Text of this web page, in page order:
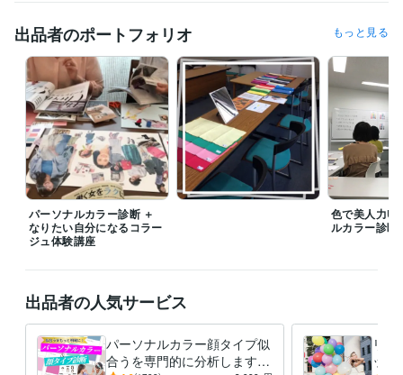
https://coconala.com/invite/1P3RVV
経験職種
ライフスタイル・その他 / 講師・インストラクター 経験年数 : 7年
受賞歴
『パーソナルカラーを知って魅力UP　オフィスで映える私色』 Flam
maカラーアナリストフルコース TAEKO MAGICプロフェッショナル
メイクアドバイザー アドバンスカラーセラピスト1stコース 日本
顔タイプ診断協会顔タイプアドバイザー１級 色彩検定2級
資格・検定
パーソナルカラーアナリスト
色彩検定2級 取得年 : 2023年
住まい・美容・生活相談 パーソナルカラー 顔タイプ診断
ファッション メイク パーソナルカラー
顔タイプ診断
出品者のポートフォリオ もっと見る
パーソナルカラー診断 ＋
なりたい自分になるコラー
ジュ体験講座
色で美人力
ルカラー診断
出品者の人気サービス
パーソナルカラー顔タイプ似
合うを専門的に分析します AI
リ
ップ